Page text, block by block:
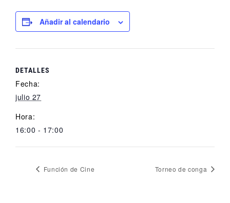
Añadir al calendario
DETALLES
Fecha:
julio 27
Hora:
16:00 - 17:00
Función de Cine Torneo de conga